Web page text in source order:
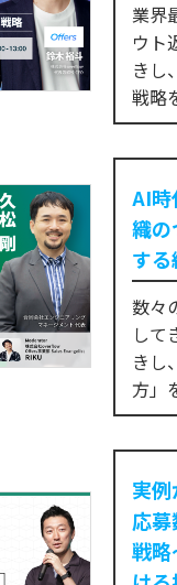
業界
ウト
きし
戦略
AI時
織
す
数々
して
きし
方」
実
応
戦略